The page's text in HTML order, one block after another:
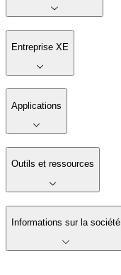
Entreprise XE
Applications
Outils et ressources
Informations sur la société